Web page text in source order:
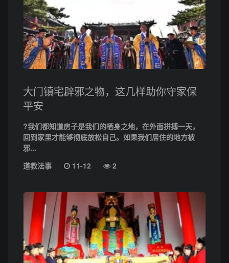
大门镇宅辟邪之物，这几样助你守家保
平安
?我们都知道房子是我们的栖身之地，在外面拼搏一天，
回到家里才能够彻底放松自己。如果我们居住的地方被
邪...
道教法事
11-12 2